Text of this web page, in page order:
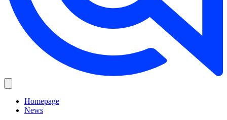
Homepage
News